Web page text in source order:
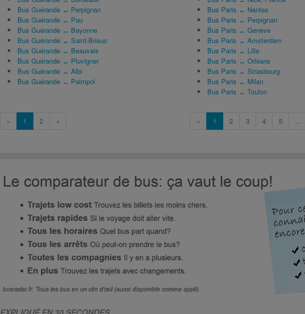
Bus Guérande ↔ Perpignan
Bus Guérande ↔ Pau
Bus Guérande ↔ Bayonne
Bus Guérande ↔ Saint-Brieuc
Bus Guérande ↔ Beauvais
Bus Guérande ↔ Pluvigner
Bus Guérande ↔ Albi
Bus Guérande ↔ Paimpol
« 1 2 »
Bus Paris ↔ Nantes
Bus Paris ↔ Perpignan
Bus Paris ↔ Genève
Bus Paris ↔ Amsterdam
Bus Paris ↔ Lille
Bus Paris ↔ Orléans
Bus Paris ↔ Strasbourg
Bus Paris ↔ Milan
Bus Paris ↔ Toulon
« 1 2 3 4 5 ...